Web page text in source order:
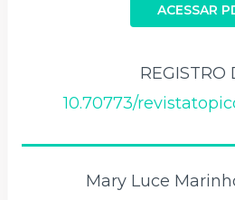
ACESSAR
REGISTRO
10.70773/
Mary Luce